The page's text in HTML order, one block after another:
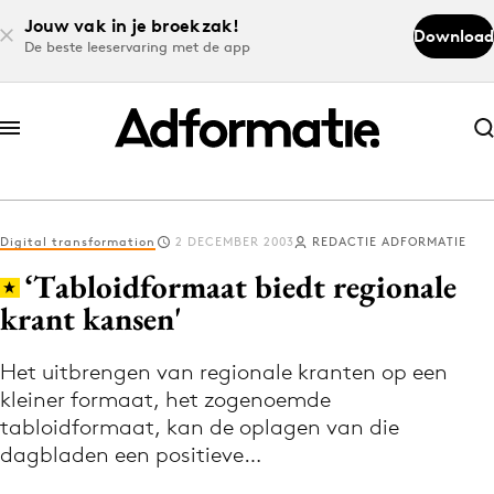
Jouw vak in je broekzak!
De beste leeservaring met de app
Download
Abonneer nu
Abonneer nu
Log in
Volg het laatste nieuws via de Adformatie
Nieuws app
Digital transformation 2 DECEMBER 2003 REDACTIE ADFORMATIE
‘Tabloidformaat biedt regionale
krant kansen'
Het uitbrengen van regionale kranten op een
kleiner formaat, het zogenoemde
tabloidformaat, kan de oplagen van die
dagbladen een positieve…